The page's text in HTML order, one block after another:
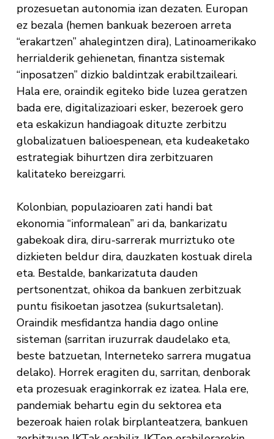
prozesuetan autonomia izan dezaten. Europan
ez bezala (hemen bankuak bezeroen arreta
“erakartzen” ahalegintzen dira), Latinoamerikako
herrialderik gehienetan, finantza sistemak
“inposatzen” dizkio baldintzak erabiltzaileari.
Hala ere, oraindik egiteko bide luzea geratzen
bada ere, digitalizazioari esker, bezeroek gero
eta eskakizun handiagoak dituzte zerbitzu
globalizatuen balioespenean, eta kudeaketako
estrategiak bihurtzen dira zerbitzuaren
kalitateko bereizgarri.
Kolonbian, populazioaren zati handi bat
ekonomia “informalean” ari da, bankarizatu
gabekoak dira, diru-sarrerak murriztuko ote
dizkieten beldur dira, dauzkaten kostuak direla
eta. Bestalde, bankarizatuta dauden
pertsonentzat, ohikoa da bankuen zerbitzuak
puntu fisikoetan jasotzea (sukurtsaletan).
Oraindik mesfidantza handia dago online
sisteman (sarritan iruzurrak daudelako eta,
beste batzuetan, Interneteko sarrera mugatua
delako). Horrek eragiten du, sarritan, denborak
eta prozesuak eraginkorrak ez izatea. Hala ere,
pandemiak behartu egin du sektorea eta
bezeroak haien rolak birplanteatzera, bankuen